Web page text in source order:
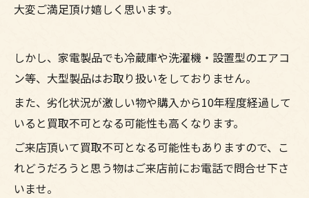
大変ご満足頂け嬉しく思います。
しかし、家電製品でも冷蔵庫や洗濯機・設置型のエアコ
ン等、大型製品はお取り扱いをしておりません。
また、劣化状況が激しい物や購入から10年程度経過して
いると買取不可となる可能性も高くなります。
ご来店頂いて買取不可となる可能性もありますので、こ
れどうだろうと思う物はご来店前にお電話で問合せ下さ
いませ。